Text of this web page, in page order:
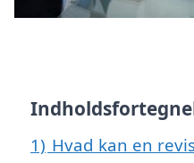
1) Hvad kan en